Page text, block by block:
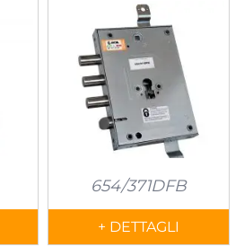
654/371DFB
+ DETTAGLI